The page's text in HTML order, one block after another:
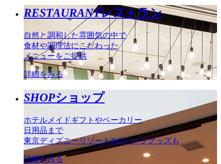
RESTAURANTレストラン
自然と調和した雰囲気の中で
食材や調理法にこだわった
メニューをご提供
詳細をみる
SHOPショップ
ホテルメイドギフトやベーカリー
日用品まで
東京ディズニーリゾート®のパークグッズも
詳細をみる